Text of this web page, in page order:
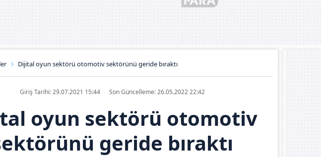
Dijital oyun sektörü otomotiv sektörünü geride bıraktı
Giriş Tarihi: 29.07.2021 15:44 Son Güncelleme: 26.05.2022 22:42
oyun sektörü otomotiv
geride bıraktı